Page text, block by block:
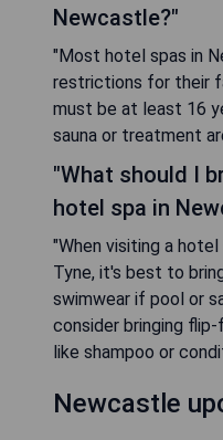
Newcastle?"
"Most hotel spas in
restrictions for their
must be at least 16
sauna or treatment
"What should I
hotel spa in
"When visiting a
Tyne, it's best to
swimwear if pool or
consider bringing
like shampoo or
Newcastle